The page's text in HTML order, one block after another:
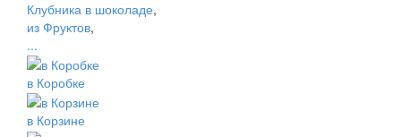
Клубника в шоколаде,
из Фруктов,
...
в Коробке
в Корзине